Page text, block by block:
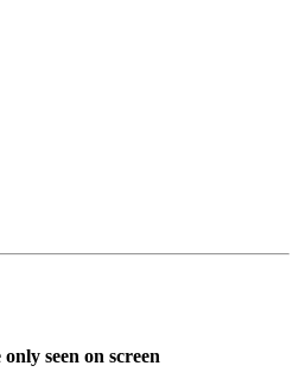
seen on screen